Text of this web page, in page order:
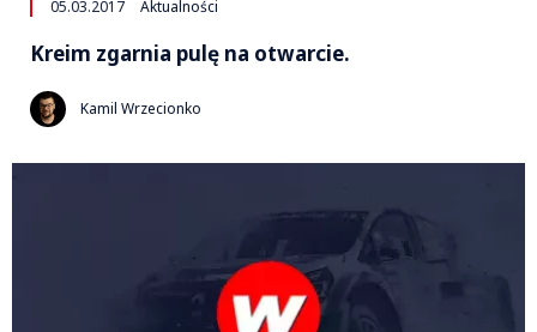
05.03.2017 Aktualności
Kreim zgarnia pulę na otwarcie.
Kamil Wrzecionko